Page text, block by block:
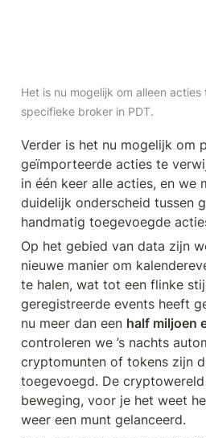
Het is nu mogelijk om alleen
specifieke broker in PDT.
Verder is het nu mogelijk om
geïmporteerde acties te
in één keer alle acties, en we
duidelijk onderscheid tussen
handmatig toegevoegde
Op het gebied van data zijn
nieuwe manier om
te halen, wat tot een flinke
geregistreerde events heeft
nu meer dan een half miljoen
controleren we ’s nachts
cryptomunten of tokens zijn
toegevoegd. De
beweging, voor je het weet
weer een munt gelanceerd.